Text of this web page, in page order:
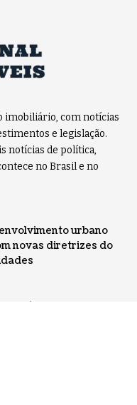
imobiliário, com notícias
e legislação.
notícias de política,
no Brasil e no
urbano
novas diretrizes do